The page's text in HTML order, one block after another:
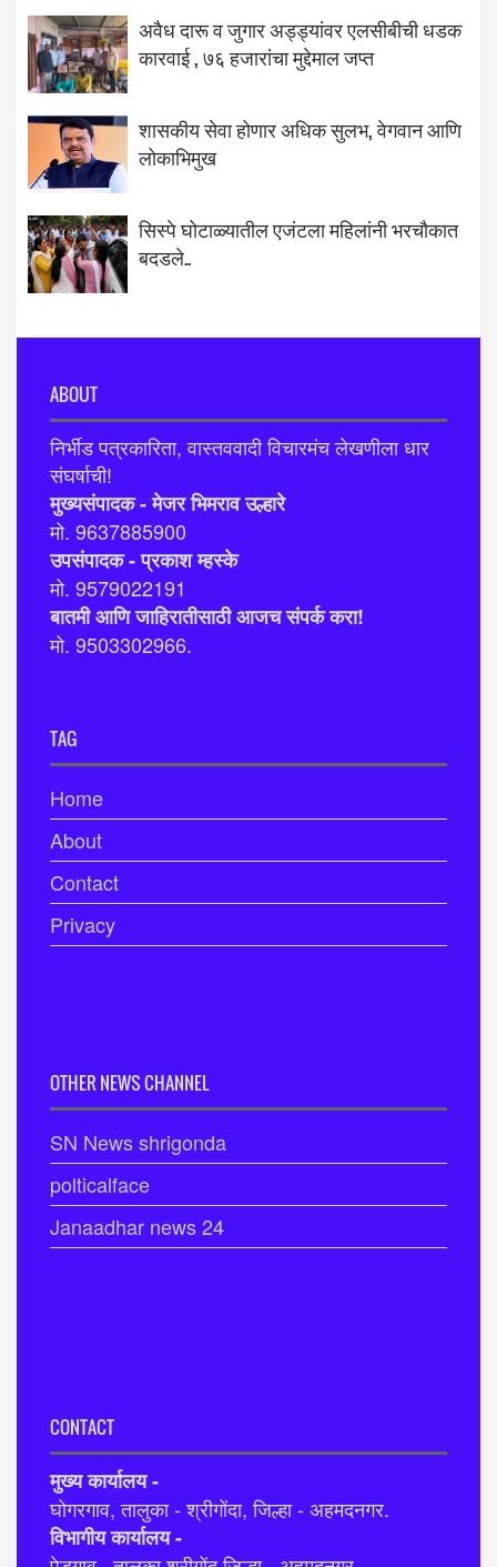
अवैध दारू व जुगार अड्ड्यांवर एलसीबीची धडक
कारवाई , ७६ हजारांचा मुद्देमाल जप्त
शासकीय सेवा होणार अधिक सुलभ, वेगवान आणि
लोकाभिमुख
सिस्पे घोटाळ्यातील एजंटला महिलांनी भरचौकात
बदडले..
ABOUT
निर्भीड पत्रकारिता, वास्तववादी विचारमंच लेखणीला धार
संघर्षाची!
मुख्यसंपादक - मेजर भिमराव उल्हारे
मो. 9637885900
उपसंपादक - प्रकाश म्हस्के
मो. 9579022191
बातमी आणि जाहिरातीसाठी आजच संपर्क करा!
मो. 9503302966.
TAG
Home
About
Contact
Privacy
OTHER NEWS CHANNEL
SN News shrigonda
polticalface
Janaadhar news 24
CONTACT
मुख्य कार्यालय -
घोगरगाव, तालुका - श्रीगोंदा, जिल्हा - अहमदनगर.
विभागीय कार्यालय -